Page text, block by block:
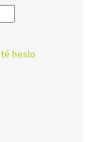
heslo